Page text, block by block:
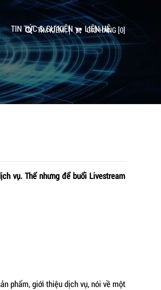
TIN TỨC & SỰ KIỆN LIÊN HỆ
GIỎ HÀNG[0]
TÌM KIẾM
vụ. Thế nhưng để buổi Livestream
phẩm, giới thiệu dịch vụ, nói về một